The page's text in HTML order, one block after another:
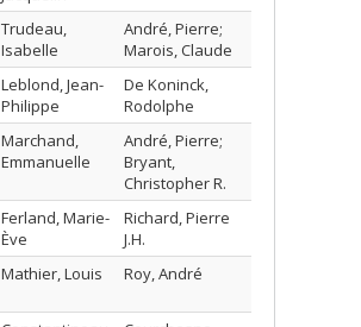
Trudeau,
Isabelle
André, Pierre;
Marois, Claude
Leblond, Jean-
Philippe
De Koninck,
Rodolphe
Marchand,
Emmanuelle
André, Pierre;
Bryant,
Christopher R.
Ferland, Marie-
Ève
Richard, Pierre
J.H.
Mathier, Louis Roy, André